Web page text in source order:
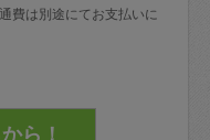
費は別途にてお支払いに